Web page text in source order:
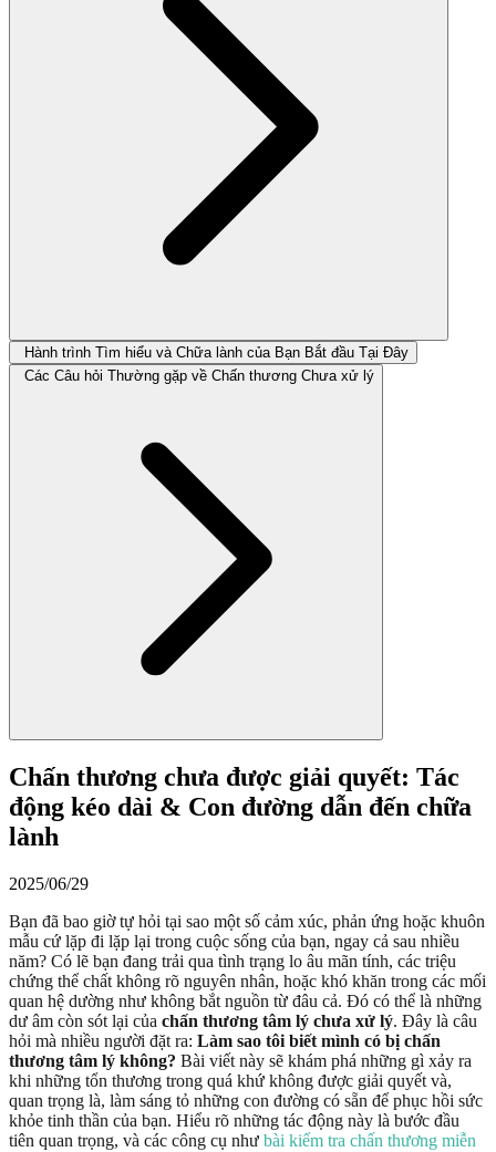
Hành trình Tìm hiểu và Chữa lành của Bạn Bắt đầu Tại Đây
Các Câu hỏi Thường gặp về Chấn thương Chưa xử lý
Chấn thương chưa được giải quyết: Tác
động kéo dài & Con đường dẫn đến chữa
lành
2025/06/29
Bạn đã bao giờ tự hỏi tại sao một số cảm xúc, phản ứng hoặc khuôn
mẫu cứ lặp đi lặp lại trong cuộc sống của bạn, ngay cả sau nhiều
năm? Có lẽ bạn đang trải qua tình trạng lo âu mãn tính, các triệu
chứng thể chất không rõ nguyên nhân, hoặc khó khăn trong các mối
quan hệ dường như không bắt nguồn từ đâu cả. Đó có thể là những
dư âm còn sót lại của chấn thương tâm lý chưa xử lý. Đây là câu
hỏi mà nhiều người đặt ra: Làm sao tôi biết mình có bị chấn
thương tâm lý không? Bài viết này sẽ khám phá những gì xảy ra
khi những tổn thương trong quá khứ không được giải quyết và,
quan trọng là, làm sáng tỏ những con đường có sẵn để phục hồi sức
khỏe tinh thần của bạn. Hiểu rõ những tác động này là bước đầu
tiên quan trọng, và các công cụ như bài kiểm tra chấn thương miễn